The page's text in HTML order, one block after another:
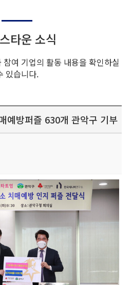
타운 소식
여 기업의 활동 내용을 확인하실
있습니다.
예방퍼즐 630개 관악구 기부